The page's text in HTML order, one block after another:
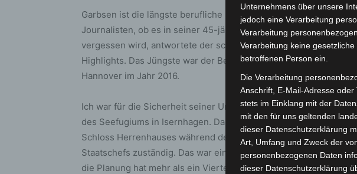
Garbsen ist die längste berufliche Station des scheidenden PI-
Journalisten, ob es in seiner 45-jährigen Karriere bei der Polizei
vergessen wird, antwortete der scheidende PI Leiter: „Ja, ich
Highlights. Das Jüngste war der Besuch des damaligen US-
Hannover im Jahr 2016.
Ich war für die Sicherheit seiner Unterbringung verantwortlich.
des Seefugiums in Isernhagen. Daneben war ich für die
Schloss Herrenhauses während des Treffens mit Kanzlerin
Staatschefs zuständig. Das war eine gewaltige Herausforderung
die Planung hat mehr als ein Vierteljahr gedauert. Wir mussten
Unternehmens über unsere
jedoch eine Verarbeitung
Verarbeitung
Verarbeitung keine
betroffenen Person ein.
Die Verarbeitung
Anschrift, E-Mail-Adresse
stets im Einklang mit der
mit den für uns geltenden
dieser Datenschutzerklärung
Art, Umfang und Zweck der
personenbezogenen Daten
dieser Datenschutzerklärung